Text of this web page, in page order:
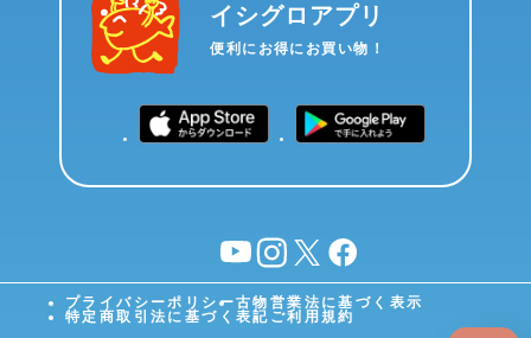
イシグロアプリ
便利にお得にお買い物！
YouTubeinstagram
X facebook
プライバシーポリシー古物営業法に基づく表示
特定商取引法に基づく表記 ご利用規約